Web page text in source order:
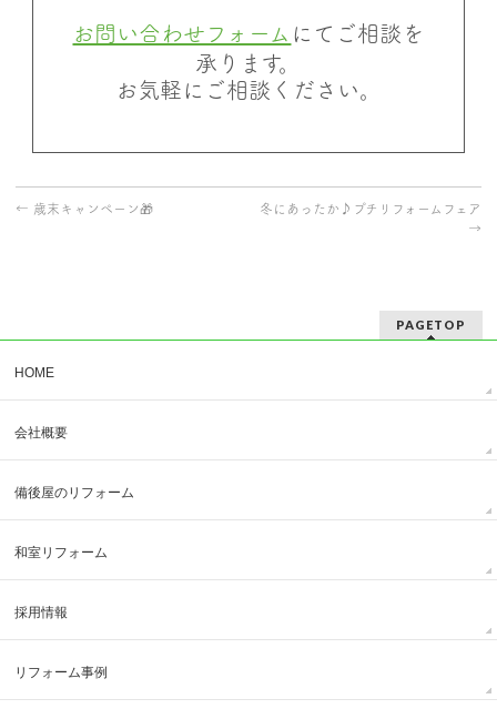
お問い合わせフォーム にてご相談を
承ります。
お気軽にご相談ください。
← 歳末キャンペーン🎁
冬にあったか♪プチリフォームフェア
→
PAGETOP
HOME
会社概要
備後屋のリフォーム
和室リフォーム
採用情報
リフォーム事例